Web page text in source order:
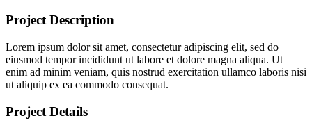
Project Description
Lorem ipsum dolor sit amet, consectetur adipiscing elit, sed do
eiusmod tempor incididunt ut labore et dolore magna aliqua. Ut
enim ad minim veniam, quis nostrud exercitation ullamco laboris nisi
ut aliquip ex ea commodo consequat.
Project Details